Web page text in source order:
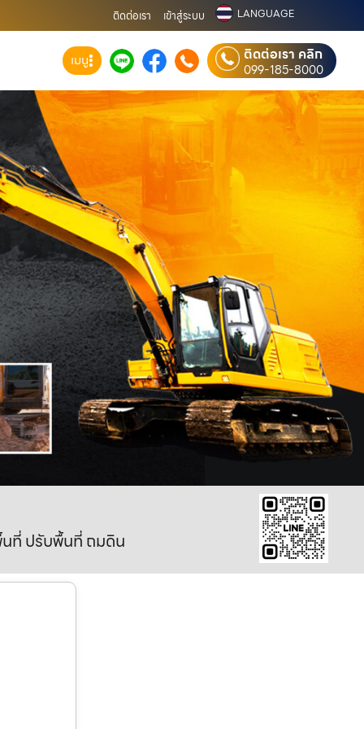
ติดต่อเรา เข้าสู่ระบบ LANGUAGE
เมนู ติดต่อเรา คลิก
099-185-8000
นที่ ปรับพื้นที่ ถมดิน